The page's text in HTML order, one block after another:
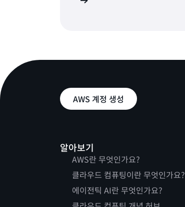
AWS 계정 생성
알아보기
AWS란 무엇인가요?
클라우드 컴퓨팅이란 무엇인가요?
에이전틱 AI란 무엇인가요?